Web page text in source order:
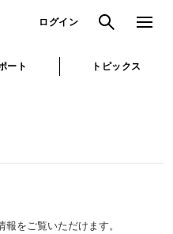
ログイン 検索 メニュ
ート トピックス
をご覧いただけます。